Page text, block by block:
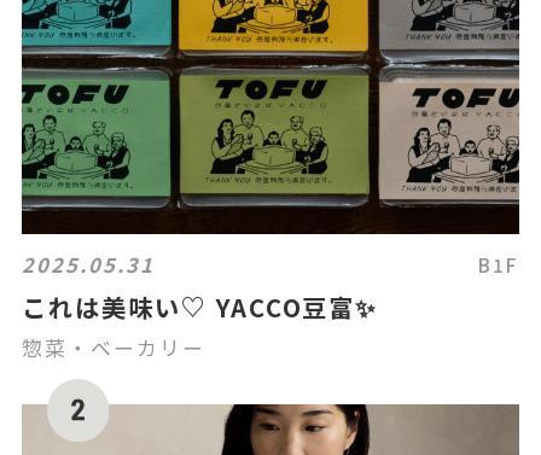
2025.05.31 B1F
これは美味い♡ YACCO豆富✨
惣菜・ベーカリー